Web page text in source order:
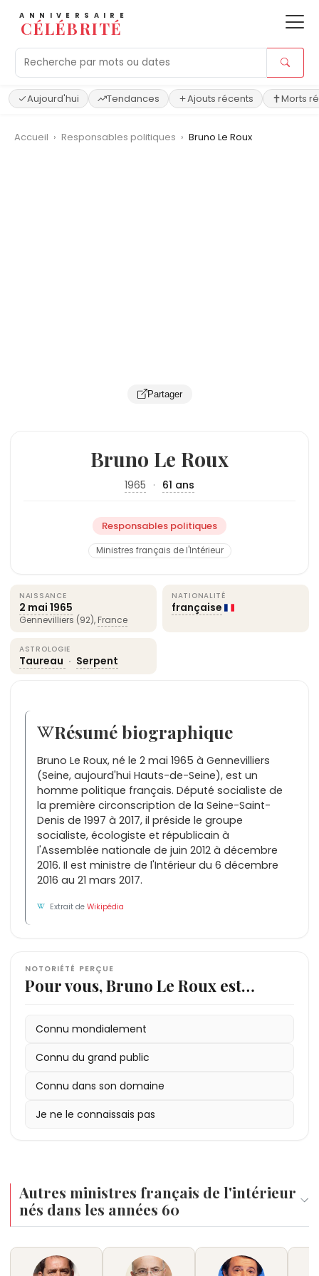
ANNIVERSAIRE
CÉLÉBRITÉ
Aujourd'hui Tendances Ajouts récents Morts
Accueil › Responsables politiques › Bruno Le Roux
Partager
Bruno Le Roux
1965 · 61 ans
Responsables politiques
Ministres français de l'Intérieur
NAISSANCE
2 mai 1965
Gennevilliers (92), France
NATIONALITÉ
française
ASTROLOGIE
Taureau · Serpent
Résumé biographique
Bruno Le Roux, né le 2 mai 1965 à Gennevilliers
(Seine, aujourd'hui Hauts-de-Seine), est un
homme politique français. Député socialiste de
la première circonscription de la Seine-Saint-
Denis de 1997 à 2017, il préside le groupe
socialiste, écologiste et républicain à
l'Assemblée nationale de juin 2012 à décembre
2016. Il est ministre de l'Intérieur du 6 décembre
2016 au 21 mars 2017.
Extrait deWikipédia
NOTORIÉTÉ PERÇUE
Pour vous, Bruno Le Roux est…
Connu mondialement
Connu du grand public
Connu dans son domaine
Je ne le connaissais pas
Autres ministres français de l'intérieur
nés dans les années 60